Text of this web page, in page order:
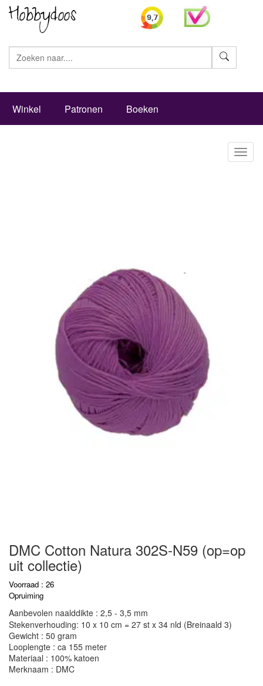
Winkel Patronen Boeken
DMC Cotton Natura 302S-N59 (op=op
uit collectie)
Voorraad : 26
Opruiming
Aanbevolen naalddikte : 2,5 - 3,5 mm
Stekenverhouding: 10 x 10 cm = 27 st x 34 nld (Breinaald 3)
Gewicht : 50 gram
Looplengte : ca 155 meter
Materiaal : 100% katoen
Merknaam : DMC